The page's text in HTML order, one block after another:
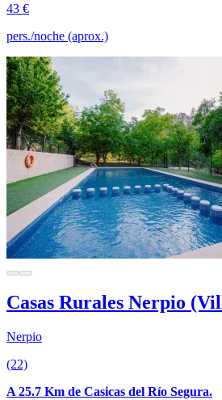
43 €
pers./noche (aprox.)
Casas Rurales Nerpio
Nerpio
(22)
A 25.7 Km de Casicas del Río Segura.